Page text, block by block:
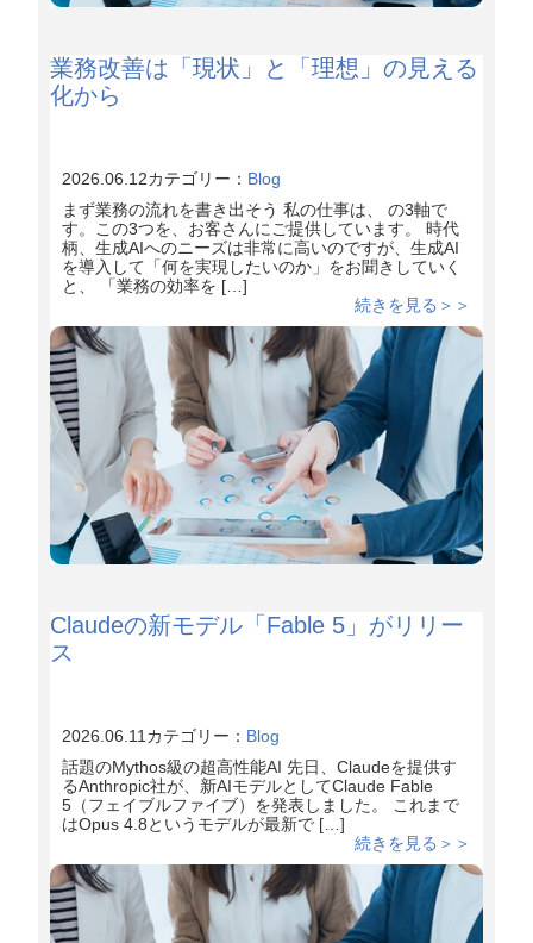
業務改善は「現状」と「理想」の見える
化から
2026.06.12カテゴリー： Blog
まず業務の流れを書き出そう 私の仕事は、 の3軸で
す。この3つを、お客さんにご提供しています。 時代
柄、生成AIへのニーズは非常に高いのですが、生成AI
を導入して「何を実現したいのか」をお聞きしていく
と、 「業務の効率を […]
続きを見る＞＞
Claudeの新モデル「Fable 5」がリリー
ス
2026.06.11 カテゴリー： Blog
話題のMythos級の超高性能AI 先日、Claudeを提供す
るAnthropic社が、新AIモデルとしてClaude Fable
5（フェイブルファイブ）を発表しました。 これまで
はOpus 4.8というモデルが最新で […]
続きを見る＞＞